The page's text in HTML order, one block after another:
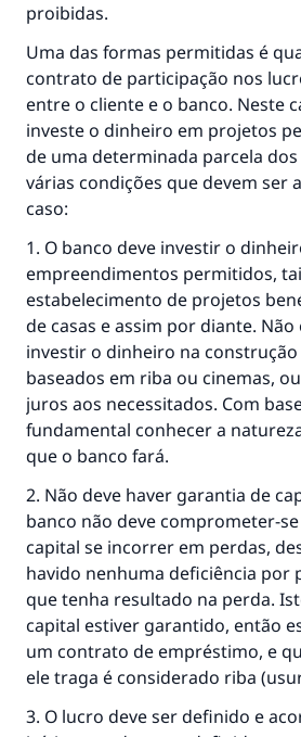
proibidas.
Uma das formas permitidas é
contrato de participação nos
entre o cliente e o banco. Neste
investe o dinheiro em projetos
de uma determinada parcela
várias condições que devem ser
caso:
1. O banco deve investir o
empreendimentos permitidos,
estabelecimento de projetos
de casas e assim por diante.
investir o dinheiro na construção
baseados em riba ou cinemas,
juros aos necessitados. Com
fundamental conhecer a
que o banco fará.
2. Não deve haver garantia de
banco não deve comprometer-
capital se incorrer em perdas,
havido nenhuma deficiência por
que tenha resultado na perda.
capital estiver garantido, então
um contrato de empréstimo, e
ele traga é considerado riba
3. O lucro deve ser definido e